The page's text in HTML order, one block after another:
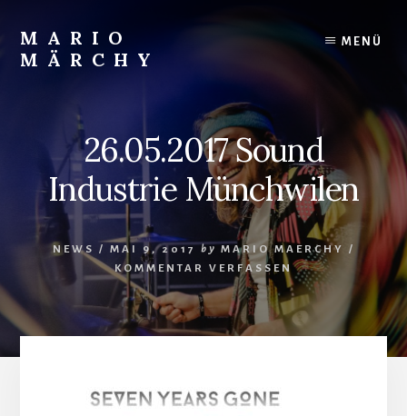
content
MARIO
MÄRCHY
Studiodrummer
MENÜ
26.05.2017 Sound
Industrie Münchwilen
NEWS / MAI 9, 2017 by MARIO MAERCHY
/
KOMMENTAR VERFASSEN